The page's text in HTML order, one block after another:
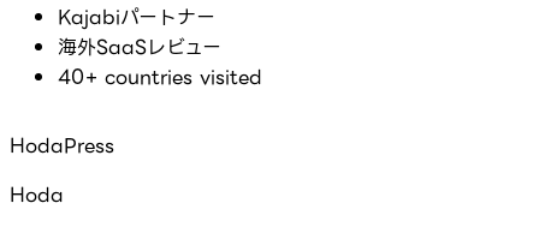
Kajabiパートナー
海外SaaSレビュー
40+ countries visited
HodaPress
Hoda